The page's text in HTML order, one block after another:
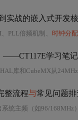
实战的嵌入式开发
、PLL倍频机制、 时钟分
——CT117E学习笔
库和CubeMX从
整流程与常见问题排
（如96/168MHz）的完整配